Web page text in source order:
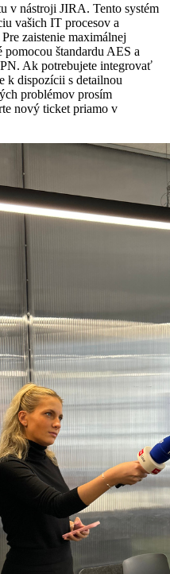
v nástroji JIRA. Tento systém
vašich IT procesov a
zaistenie maximálnej
pomocou štandardu AES a
Ak potrebujete integrovať
k dispozícii s detailnou
problémov prosím
nový ticket priamo v